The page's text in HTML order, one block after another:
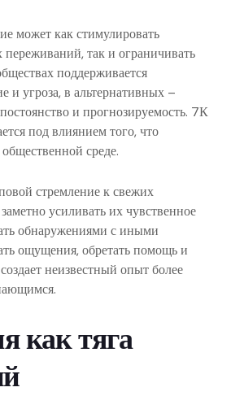
может как стимулировать
так и ограничивать
поддерживается
и угроза, в альтернативных –
и прогнозируемость. 7К
под влиянием того, что
среде.
стремление к свежих
усиливать их чувственное
обнаружениями с иными
ощущения, обретать помощь и
неизвестный опыт более
как тяга